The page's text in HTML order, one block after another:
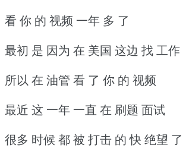
看 你 的 视频 一年 多 了
最初 是 因为 在 美国 这边 找 工作
所以 在 油管 看 了 你 的 视频
最近 这 一年 一直 在 刷题 面试
很多 时候 都 被 打击 的 快 绝望 了